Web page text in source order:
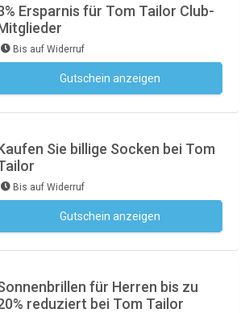
Ersparnis für Tom Tailor Club-
Bis auf Widerruf
Gutschein anzeigen
Sie billige Socken bei Tom
Bis auf Widerruf
Gutschein anzeigen
für Herren bis zu
reduziert bei Tom Tailor